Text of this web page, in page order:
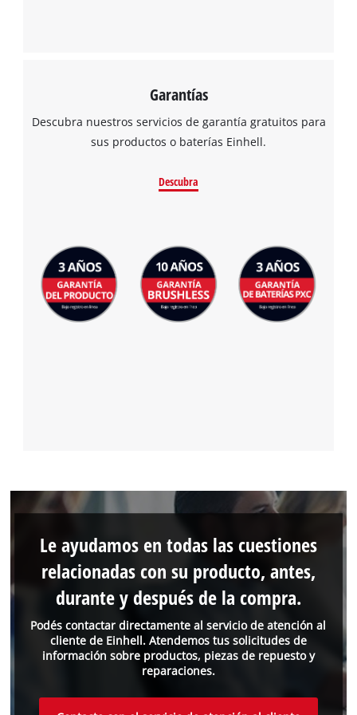
Garantías
Descubra nuestros servicios de garantía gratuitos para
sus productos o baterías Einhell.
Descubra
Podés contactar directamente al servicio de atención al
cliente de Einhell. Atendemos tus solicitudes de
información sobre productos, piezas de repuesto y
reparaciones.
Le ayudamos en todas las cuestiones
relacionadas con su producto, antes,
durante y después de la compra.